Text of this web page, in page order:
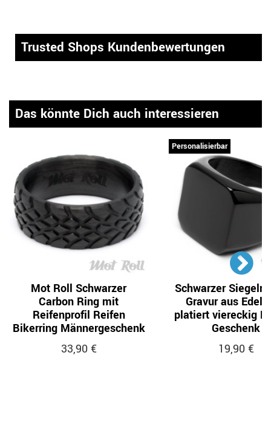
Trusted Shops Kundenbewertungen
Das könnte Dich auch interessieren
Mot Roll Schwarzer
Carbon Ring mit
Reifenprofil Reifen
Bikerring Männergeschenk
33,90 €
Personalisierbar
Schwarzer
Gravur aus
platiert viereckig
Geschenk
19,90 €